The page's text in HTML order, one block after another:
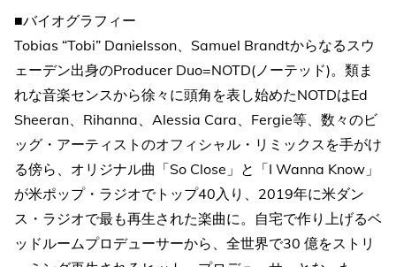
■バイオグラフィー
Tobias “Tobi” Danielsson、Samuel Brandtからなるスウ
ェーデン出身のProducer Duo=NOTD(ノーテッド)。類ま
れな音楽センスから徐々に頭角を表し始めたNOTDはEd
Sheeran、Rihanna、Alessia Cara、Fergie等、数々のビ
ッグ・アーティストのオフィシャル・リミックスを手がけ
る傍ら、オリジナル曲「So Close」と「I Wanna Know」
が米ポップ・ラジオでトップ40入り、2019年に米ダン
ス・ラジオで最も再生された楽曲に。自宅で作り上げるベ
ッドルームプロデューサーから、全世界で30 億をストリ